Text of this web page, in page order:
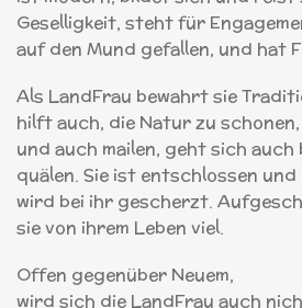
Geselligkeit, steht für
auf den Mund gefallen, und hat
Als LandFrau bewahrt sie
hilft auch, die Natur zu
und auch mailen, geht sich auch
quälen. Sie ist entschlossen
wird bei ihr gescherzt.
sie von ihrem Leben viel.
Offen gegenüber Neuem,
wird sich die LandFrau auch